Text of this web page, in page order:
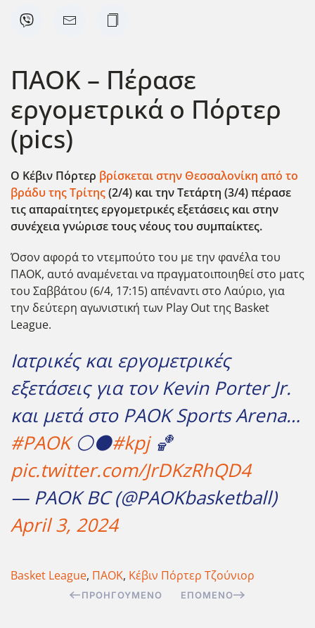
ΠΑΟΚ – Πέρασε
εργομετρικά ο Πόρτερ
(pics)
Ο Κέβιν Πόρτερ βρίσκεται στην Θεσσαλονίκη από το
βράδυ της Τρίτης(2/4) και την Τετάρτη (3/4) πέρασε
τις απαραίτητες εργομετρικές εξετάσεις και στην
συνέχεια γνώρισε τους νέους του συμπαίκτες.
Όσον αφορά το ντεμπούτο του με την φανέλα του
ΠΑΟΚ, αυτό αναμένεται να πραγματοιποιηθεί στο ματς
του Σαββάτου (6/4, 17:15) απέναντι στο Λαύριο, για
την δεύτερη αγωνιστική των Play Out της Basket
League.
Ιατρικές και εργομετρικές
εξετάσεις για τον Kevin Porter Jr.
και μετά στο PAOK Sports Arena…
#PAOK⚪️⚫️#kpj🏀
pic.twitter.com/JrDKzRhQD4
— PAOK BC (@PAOKbasketball)
April 3, 2024
Basket League, ΠΑΟΚ, Κέβιν Πόρτερ Τζούνιορ
ΠΡΟΗΓΟΎΜΕΝΟ ΕΠΌΜΕΝΟ